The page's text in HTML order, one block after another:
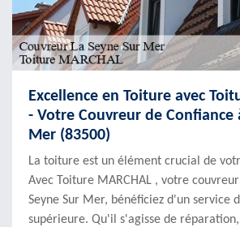
Excellence en Toiture avec
- Votre Couvreur de Confiance
Mer (83500)
La toiture est un élément crucial de
Avec Toiture MARCHAL , votre
Seyne Sur Mer, bénéficiez d'un service
supérieure. Qu'il s'agisse de